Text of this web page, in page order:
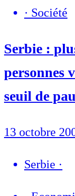
· Société
Serbie :
personnes
seuil de
13 octobre
Serbie ·